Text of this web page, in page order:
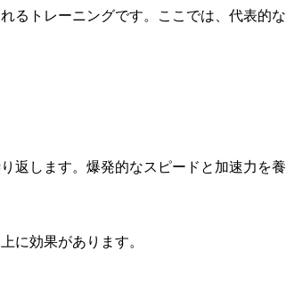
るトレーニングです。ここでは、代表的な
返します。 爆発的なスピードと加速力を養
に効果があります。